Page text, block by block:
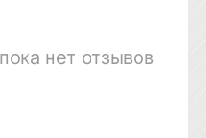
нет отзывов